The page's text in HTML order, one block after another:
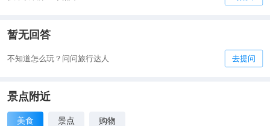
暂无回答
不知道怎么玩？问问旅行达人 去提问
景点附近
美食 景点 购物